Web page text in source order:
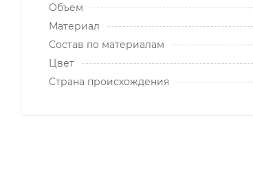
Объем
Материал
Состав по материалам
Цвет
Страна происхождения